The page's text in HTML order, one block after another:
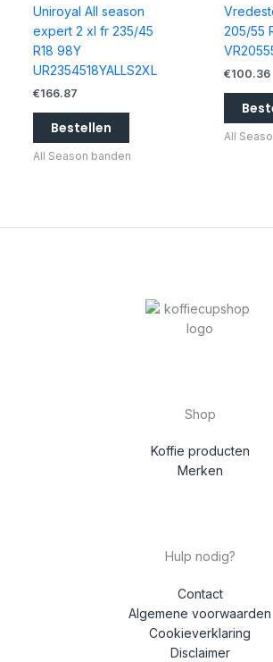
Uniroyal All season
expert 2 xl fr 235/45
R18 98Y
UR2354518YALLS2XL
€166.87
Bestellen
All Season banden
205/55
€100.36
All
Shop
Koffie producten
Merken
Hulp nodig?
Contact
Algemene voorwaarden
Cookieverklaring
Disclaimer